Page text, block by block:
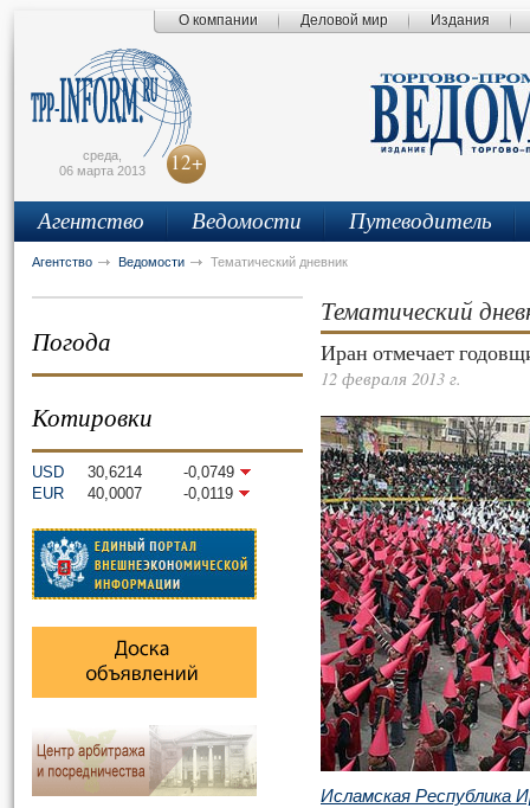
О компании Деловой мир Издания
среда,
06 марта 2013
12+
Агентство Ведомости Путеводитель
Агентство Ведомости Тематический дневник
Погода
Котировки
USD 30,6214
-0,0749
EUR
40,0007 -0,0119
Тематический
Иран отмечает
12 февраля 2013 г.
Исламская Республика